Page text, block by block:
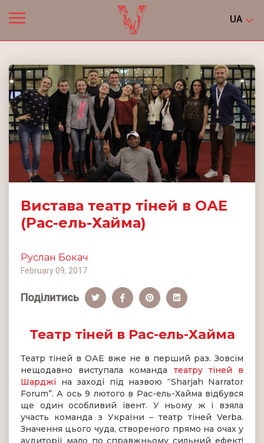
UA
Вистава театр тіней в ОАЕ
(Рас-ель-Хайма)
Руслан Бокач
February 09, 2017
Поділитись
Театр тіней в Рас-ель-Хайма
Театр тіней в ОАЕ вже не в перший раз. Зовсім
нещодавно виступала команда театру тіней в
Шарджі на заході під назвою “Sharjah Narrator
Forum”. А ось 9 лютого в Рас-ель-Хайма відбувся
ще один особливий івент. У ньому ж і взяла
участь команда з України – театр тіней Verba.
Значення цього чуда, створеного прямо на очах у
аудиторії мало по справжньому сильний ефект!